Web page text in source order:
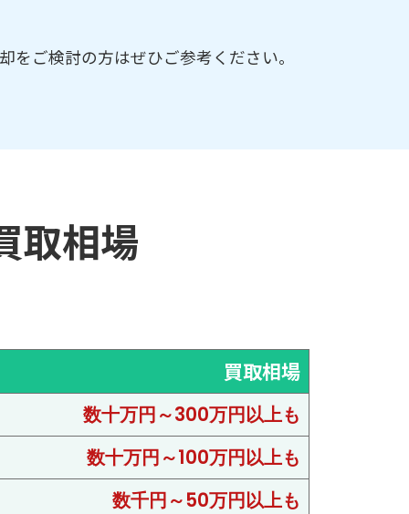
ご検討の方はぜひご参考ください。
取相場
買取相場
数十万円～300万円以上も
数十万円～100万円以上も
数千円～50万円以上も